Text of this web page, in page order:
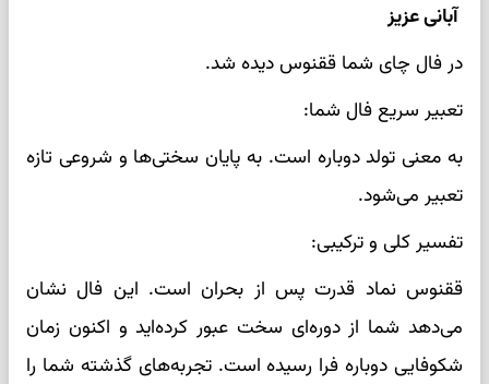
آبانی عزیز
در فال چای شما ققنوس دیده شد.
تعبیر سریع فال شما:
به معنی تولد دوباره است. به پایان سختی‌ها و شروعی تازه
تعبیر می‌شود.
تفسیر کلی و ترکیبی:
ققنوس نماد قدرت پس از بحران است. این فال نشان
می‌دهد شما از دوره‌ای سخت عبور کرده‌اید و اکنون زمان
شکوفایی دوباره فرا رسیده است. تجربه‌های گذشته شما را